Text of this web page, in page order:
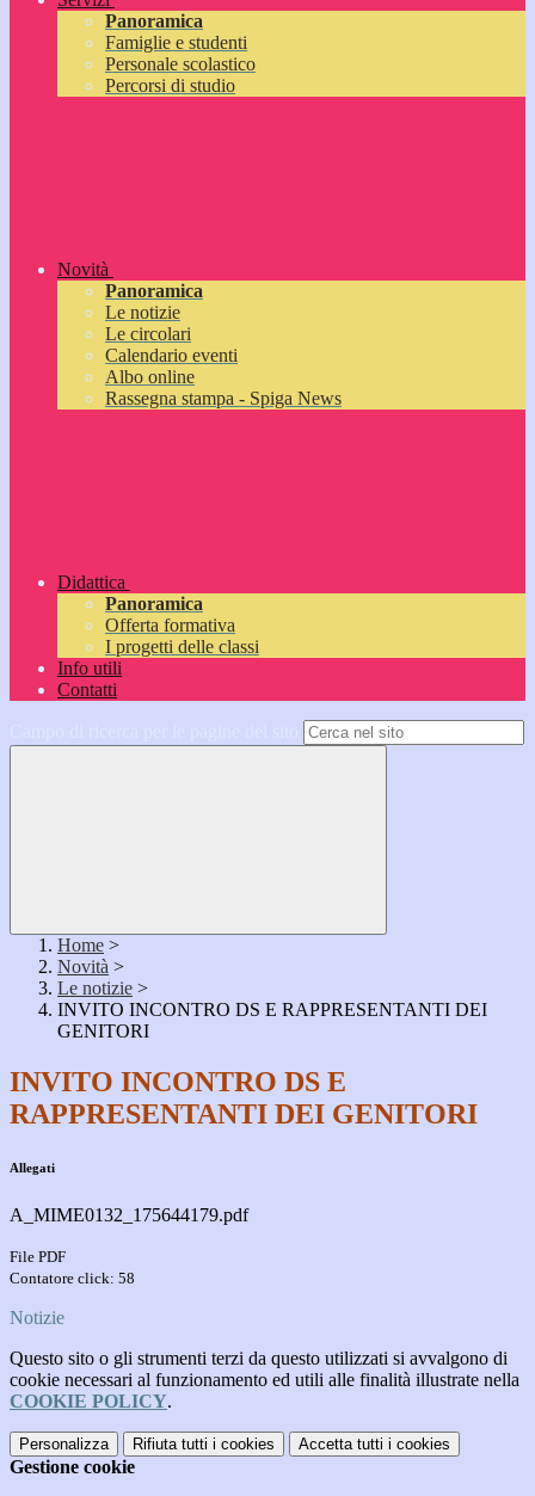
Panoramica
Famiglie e studenti
Personale scolastico
Percorsi di studio
Novità
Panoramica
Le notizie
Le circolari
Calendario eventi
Albo online
Rassegna stampa - Spiga News
Didattica
Panoramica
Offerta formativa
I progetti delle classi
Info utili
Contatti
Home >
Novità >
Le notizie >
INVITO INCONTRO DS E RAPPRESENTANTI DEI
GENITORI
INVITO INCONTRO DS E
RAPPRESENTANTI DEI GENITORI
Allegati
A_MIME0132_175644179.pdf
File PDF
Contatore click: 58
Notizie
Questo sito o gli strumenti terzi da questo utilizzati si avvalgono di
cookie necessari al funzionamento ed utili alle finalità illustrate nella
COOKIE POLICY.
Personalizza Rifiuta tutti i cookies Accetta tutti i cookies
Gestione cookie